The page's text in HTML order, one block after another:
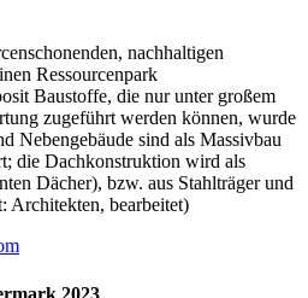
nachhaltigen
Ressourcenpark
Baustoffe, die nur unter großem
zugeführt werden können, wurde
Nebengebäude sind als Massivbau
die Dachkonstruktion wird als
Dächer), bzw. aus Stahlträger und
Architekten, bearbeitet)
2023